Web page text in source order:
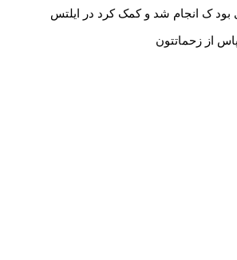
بود ک انجام شد و کمک کرد در ایلتس